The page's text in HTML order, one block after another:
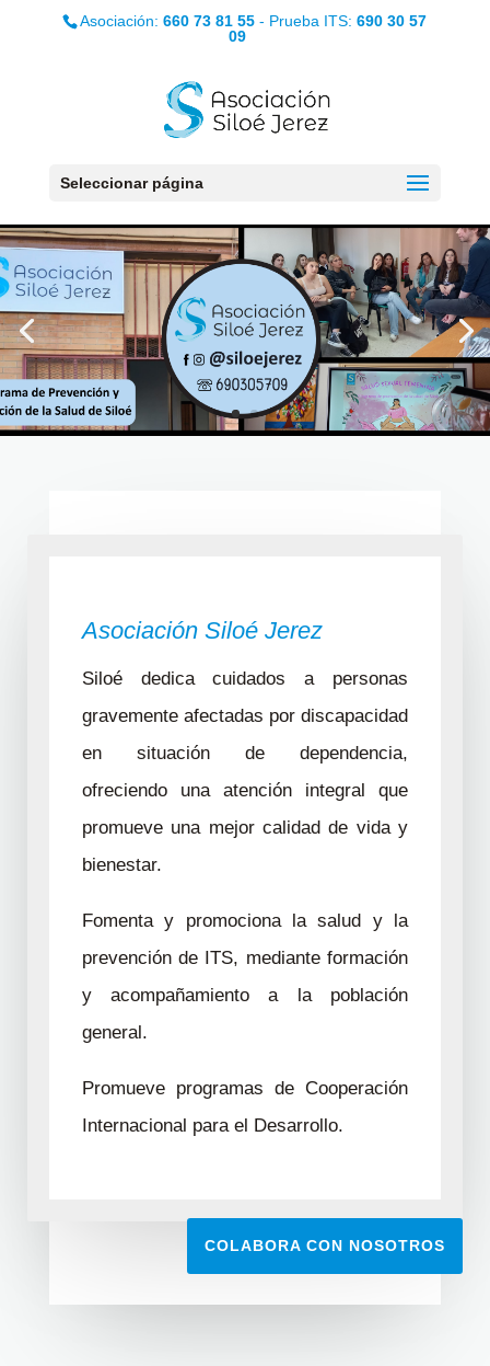
Asociación:660 73 81 55 - Prueba ITS:690 30 57
09
Seleccionar página
Asociación Siloé Jerez
Siloé dedica cuidados a personas
gravemente afectadas por discapacidad
en situación de dependencia,
ofreciendo una atención integral que
promueve una mejor calidad de vida y
bienestar.
Fomenta y promociona la salud y la
prevención de ITS, mediante formación
y acompañamiento a la población
general.
Promueve programas de Cooperación
Internacional para el Desarrollo.
COLABORA CON NOSOTROS